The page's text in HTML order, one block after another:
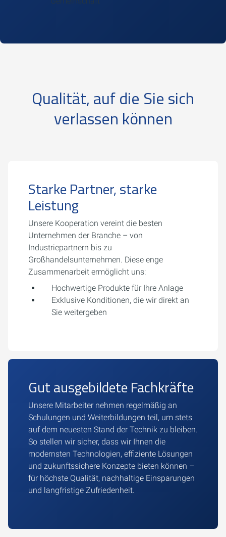
Qualität, auf die Sie sich
verlassen können
Starke Partner, starke
Leistung
Unsere Kooperation vereint die besten
Unternehmen der Branche – von
Industriepartnern bis zu
Großhandelsunternehmen. Diese enge
Zusammenarbeit ermöglicht uns:
Hochwertige Produkte für Ihre Anlage
Exklusive Konditionen, die wir direkt an
Sie weitergeben
Gut ausgebildete Fachkräfte
Unsere Mitarbeiter nehmen regelmäßig an
Schulungen und Weiterbildungen teil, um stets
auf dem neuesten Stand der Technik zu bleiben.
So stellen wir sicher, dass wir Ihnen die
modernsten Technologien, effiziente Lösungen
und zukunftssichere Konzepte bieten können –
für höchste Qualität, nachhaltige Einsparungen
und langfristige Zufriedenheit.